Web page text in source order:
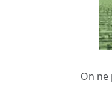
On ne